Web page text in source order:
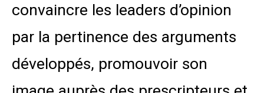
convaincre les leaders d’opinion
par la pertinence des arguments
développés, promouvoir son